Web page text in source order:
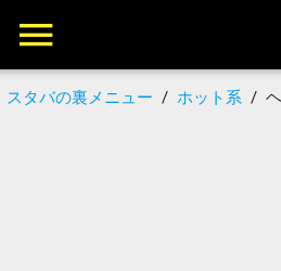
スタバの裏メニュー /ホット系 /